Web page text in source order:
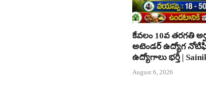
కేవలం 10వ తరగతి
అటెండర్ ఉద్యోగ
ఉద్యోగాలు భర్తీ |
August 6, 2026